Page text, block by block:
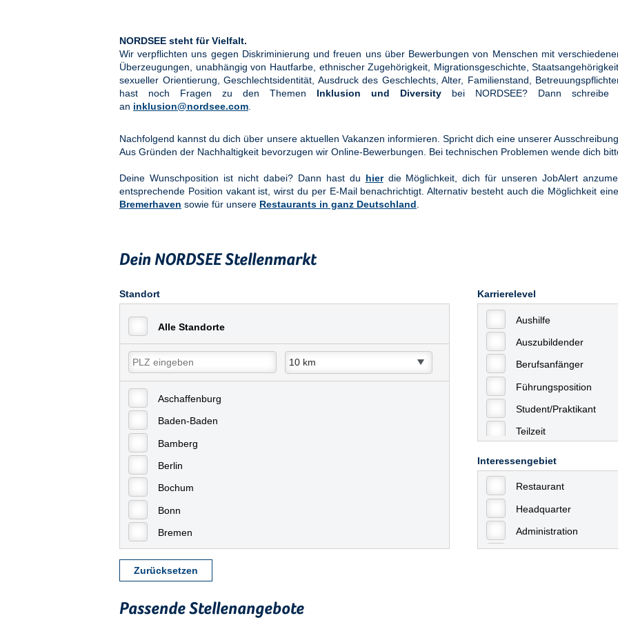
NORDSEE steht für Vielfalt.
Wir verpflichten uns gegen Diskriminierung und freuen uns über Bewerbungen von Menschen mit
Überzeugungen, unabhängig von Hautfarbe, ethnischer Zugehörigkeit, Migrationsgeschichte,
sexueller Orientierung, Geschlechtsidentität, Ausdruck des Geschlechts, Alter, Familienstand,
hast noch Fragen zu den Themen Inklusion und Diversity bei NORDSEE? Dann
an inklusion@nordsee.com
Nachfolgend kannst du dich über unsere aktuellen Vakanzen informieren. Spricht dich eine unserer
Aus Gründen der Nachhaltigkeit bevorzugen wir Online-Bewerbungen. Bei technischen Problemen wende dich
Deine Wunschposition ist nicht dabei? Dann hast du hierdie Möglichkeit, dich für unseren JobAlert
entsprechende Position vakant ist, wirst du per E-Mail benachrichtigt. Alternativ besteht auch die Möglichkeit
Bremerhaven sowie für unsere Restaurants in ganz Deutschland
Dein NORDSEE Stellenmarkt
Standort
Alle Standorte
Aschaffenburg
Baden-Baden
Bamberg
Berlin
Bochum
Bonn
Bremen
Celle
Chemnitz
Karrierelevel
Aushilfe
Auszubildender
Berufsanfänger
Führungsposition
Student/Praktikant
Teilzeit
Interessengebiet
Restaurant
Headquarter
Administration
Zurücksetzen
Passende Stellenangebote